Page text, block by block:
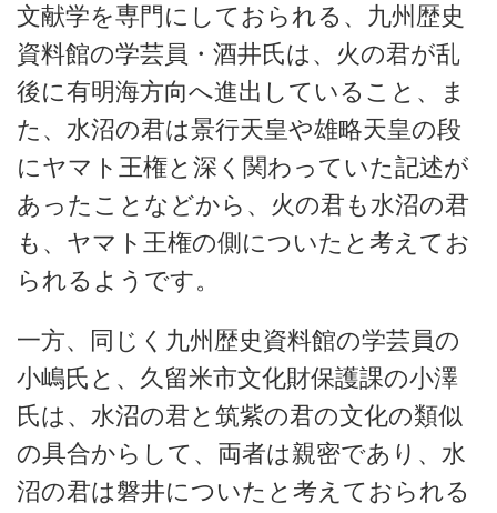
文献学を専門にしておられる、九州歴史
資料館の学芸員・酒井氏は、火の君が乱
後に有明海方向へ進出していること、ま
た、水沼の君は景行天皇や雄略天皇の段
にヤマト王権と深く関わっていた記述が
あったことなどから、火の君も水沼の君
も、ヤマト王権の側についたと考えてお
られるようです。
一方、同じく九州歴史資料館の学芸員の
小嶋氏と、久留米市文化財保護課の小澤
氏は、水沼の君と筑紫の君の文化の類似
の具合からして、両者は親密であり、水
沼の君は磐井についたと考えておられる